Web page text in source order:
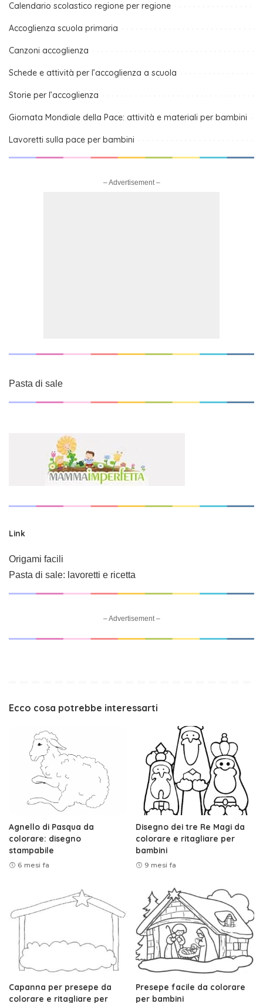
Calendario scolastico regione per regione
Accoglienza scuola primaria
Canzoni accoglienza
Schede e attività per l’accoglienza a scuola
Storie per l’accoglienza
Giornata Mondiale della Pace: attività e materiali per bambini
Lavoretti sulla pace per bambini
– Advertisement –
Pasta di sale
Link
Origami facili
Pasta di sale: lavoretti e ricetta
– Advertisement –
Ecco cosa potrebbe interessarti
Agnello di Pasqua da
colorare: disegno
stampabile
6 mesi fa
Disegno dei tre Re Magi da
colorare e ritagliare per
bambini
9 mesi fa
Capanna per presepe da
colorare e ritagliare per
Presepe facile da colorare
per bambini